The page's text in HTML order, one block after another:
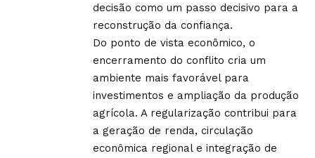
decisão como um passo decisivo para a
reconstrução da confiança.
Do ponto de vista econômico, o
encerramento do conflito cria um
ambiente mais favorável para
investimentos e ampliação da produção
agrícola. A regularização contribui para
a geração de renda, circulação
econômica regional e integração de